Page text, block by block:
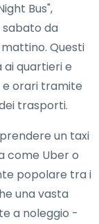
Bus",
da
Questi
quartieri e
e orari tramite
trasporti.
un taxi
come Uber o
popolare tra i
una vasta
a noleggio -